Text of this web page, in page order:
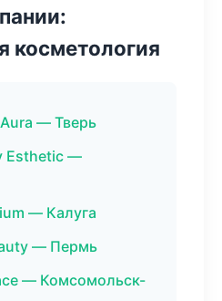
косметология
— Тверь
Esthetic —
— Калуга
— Пермь
— Комсомольск-